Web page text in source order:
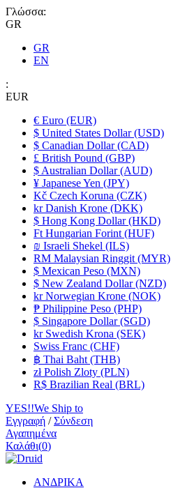
Γλώσσα:
GR
GR
EN
:
EUR
€ Euro (EUR)
$ United States Dollar (USD)
$ Canadian Dollar (CAD)
£ British Pound (GBP)
$ Australian Dollar (AUD)
¥ Japanese Yen (JPY)
Kč Czech Koruna (CZK)
kr Danish Krone (DKK)
$ Hong Kong Dollar (HKD)
Ft Hungarian Forint (HUF)
₪ Israeli Shekel (ILS)
RM Malaysian Ringgit (MYR)
$ Mexican Peso (MXN)
$ New Zealand Dollar (NZD)
kr Norwegian Krone (NOK)
₱ Philippine Peso (PHP)
$ Singapore Dollar (SGD)
kr Swedish Krona (SEK)
Swiss Franc (CHF)
฿ Thai Baht (THB)
zł Polish Zloty (PLN)
R$ Brazilian Real (BRL)
YES!!We Ship to
Εγγραφή /Σύνδεση
Αγαπημένα
Καλάθι(0)
ΑΝΔΡΙΚΑ